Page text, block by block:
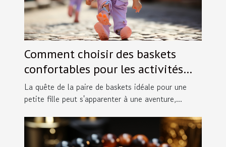
Comment choisir des baskets
confortables pour les activités
des petites filles en taille 30
La quête de la paire de baskets idéale pour une
petite fille peut s'apparenter à une aventure,...